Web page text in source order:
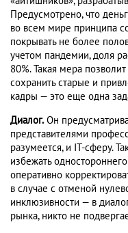
Предусмотрено, что
во всем мире принципа
покрывать не более
учетом пандемии, доля
80%. Такая мера
сохранить старые и
кадры — это еще одна
Диалог. Он
представителями
разумеется, и IT-сферу.
избежать
оперативно
в случае с отменой
инклюзивности — в
рынка, никто не